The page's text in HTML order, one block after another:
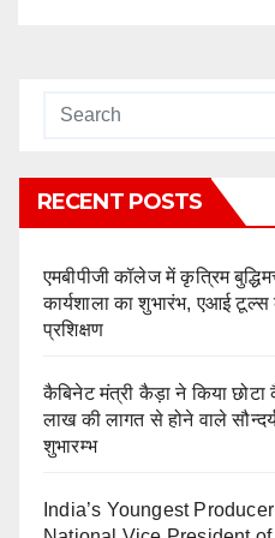
RECENT POSTS
एमबीपीजी कॉलेज में कृत्रिम
कार्यशाला का शुभारंभ, एआई टूल्स
प्रशिक्षण
कैबिनेट मंत्री कैड़ा ने किया
लाख की लागत से होने वाले
शुभारम्भ
India’s Youngest